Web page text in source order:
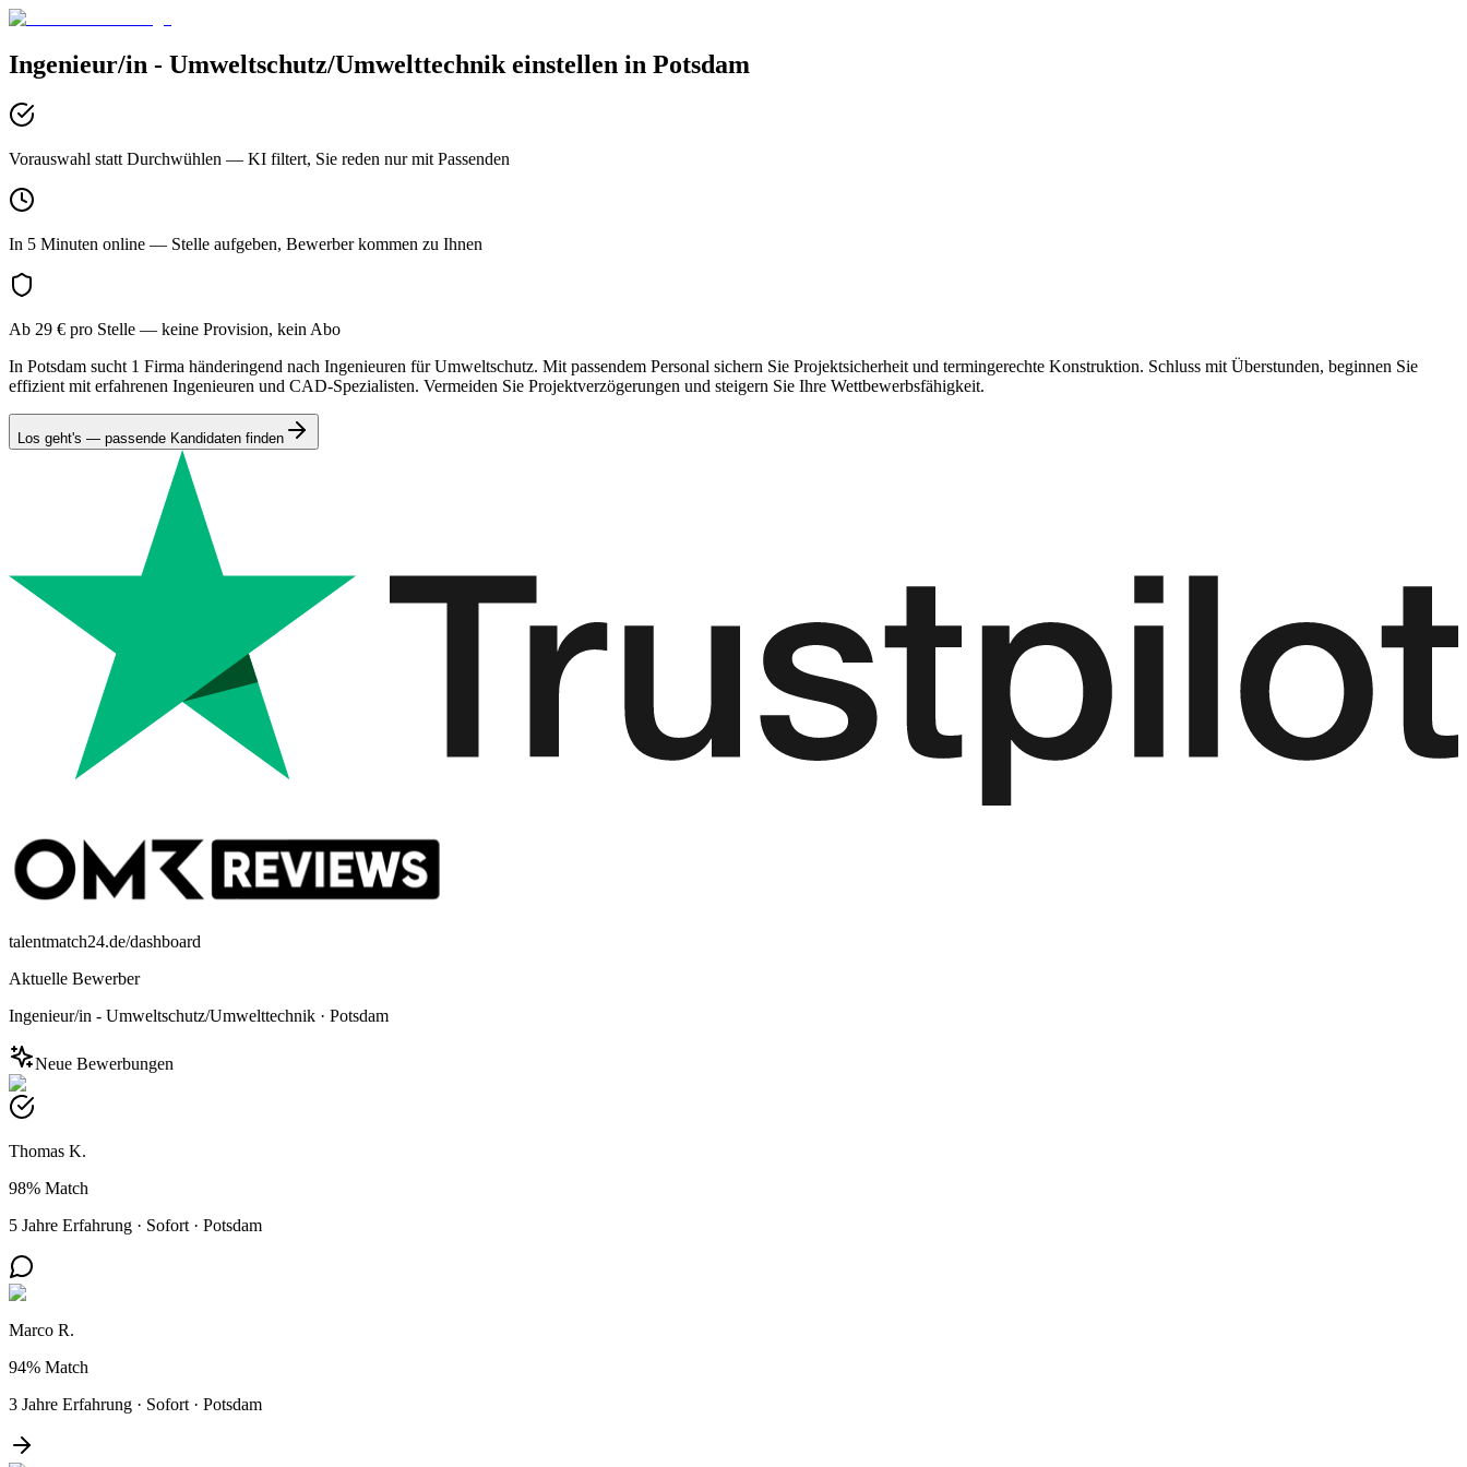
Ingenieur/in - Umweltschutz/Umwelttechnik einstellen in Potsdam
Vorauswahl statt Durchwühlen — KI filtert, Sie reden nur mit Passenden
In 5 Minuten online — Stelle aufgeben, Bewerber kommen zu Ihnen
Ab 29 € pro Stelle — keine Provision, kein Abo
In Potsdam sucht 1 Firma händeringend nach Ingenieuren für Umweltschutz. Mit passendem Personal sichern Sie Projektsicherheit und termingerechte Konstruktion. Schluss mit Überstunden, beginnen Sie
effizient mit erfahrenen Ingenieuren und CAD-Spezialisten. Vermeiden Sie Projektverzögerungen und steigern Sie Ihre Wettbewerbsfähigkeit.
Los geht's — passende Kandidaten finden
talentmatch24.de/dashboard
Aktuelle Bewerber
Ingenieur/in - Umweltschutz/Umwelttechnik · Potsdam
Neue Bewerbungen
Thomas K.
98% Match
5 Jahre Erfahrung · Sofort · Potsdam
Marco R.
94% Match
3 Jahre Erfahrung · Sofort · Potsdam